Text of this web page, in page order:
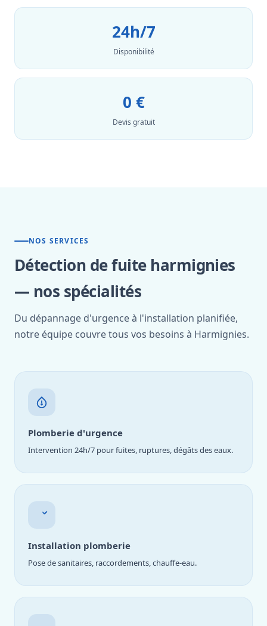
24h/7
Disponibilité
0 €
Devis gratuit
NOS SERVICES
Détection de fuite harmignies
— nos spécialités
Du dépannage d'urgence à l'installation planifiée,
notre équipe couvre tous vos besoins à Harmignies.
Plomberie d'urgence
Intervention 24h/7 pour fuites, ruptures, dégâts des eaux.
Installation plomberie
Pose de sanitaires, raccordements, chauffe-eau.